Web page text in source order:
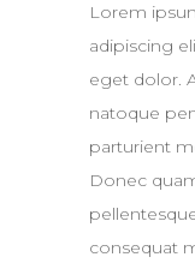
Lorem
adipiscing
eget dolor.
natoque
parturient
Donec
consequat